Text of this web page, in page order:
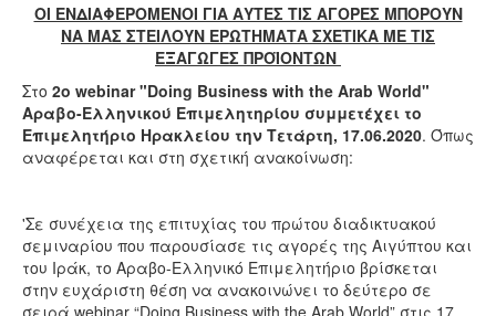
ΟΙ ΕΝΔΙΑΦΕΡΟΜΕΝΟΙ ΓΙΑ ΑΥΤΕΣ ΤΙΣ ΑΓΟΡΕΣ ΜΠΟΡΟΥΝ
ΝΑ ΜΑΣ ΣΤΕΙΛΟΥΝ ΕΡΩΤΗΜΑΤΑ ΣΧΕΤΙΚΑ ΜΕ ΤΙΣ
ΕΞΑΓΩΓΕΣ ΠΡΟΪΟΝΤΩΝ
Στο 2ο webinar "Doing Business with the Arab World"
Αραβο-Ελληνικού Επιμελητηρίου συμμετέχει το
Επιμελητήριο Ηρακλείου την Τετάρτη, 17.06.2020. Όπως
αναφέρεται και στη σχετική ανακοίνωση:
'Σε συνέχεια της επιτυχίας του πρώτου διαδικτυακού
σεμιναρίου που παρουσίασε τις αγορές της Αιγύπτου και
του Ιράκ, το Αραβο-Ελληνικό Επιμελητήριο βρίσκεται
στην ευχάριστη θέση να ανακοινώνει το δεύτερο σε